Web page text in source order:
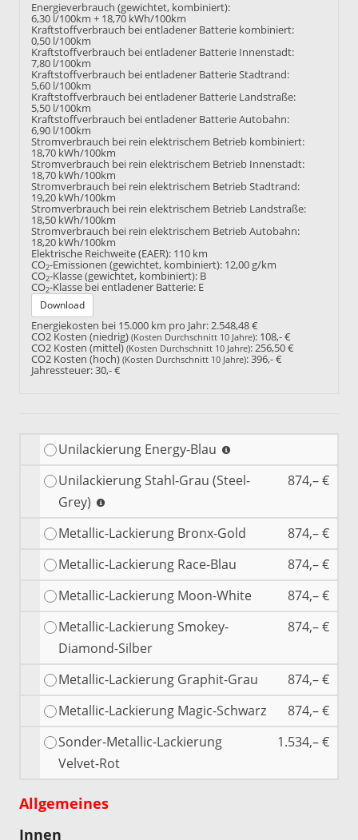
Energieverbrauch (gewichtet, kombiniert):
6,30 l/100km + 18,70 kWh/100km
Kraftstoffverbrauch bei entladener Batterie kombiniert:
0,50 l/100km
Kraftstoffverbrauch bei entladener Batterie Innenstadt:
7,80 l/100km
Kraftstoffverbrauch bei entladener Batterie Stadtrand:
5,60 l/100km
Kraftstoffverbrauch bei entladener Batterie Landstraße:
5,50 l/100km
Kraftstoffverbrauch bei entladener Batterie Autobahn:
6,90 l/100km
Stromverbrauch bei rein elektrischem Betrieb kombiniert:
18,70 kWh/100km
Stromverbrauch bei rein elektrischem Betrieb Innenstadt:
18,70 kWh/100km
Stromverbrauch bei rein elektrischem Betrieb Stadtrand:
19,20 kWh/100km
Stromverbrauch bei rein elektrischem Betrieb Landstraße:
18,50 kWh/100km
Stromverbrauch bei rein elektrischem Betrieb Autobahn:
18,20 kWh/100km
Elektrische Reichweite (EAER): 110 km
CO2-Emissionen (gewichtet, kombiniert): 12,00 g/km
CO2-Klasse (gewichtet, kombiniert): B
CO2-Klasse bei entladener Batterie: E
Download
Energiekosten bei 15.000 km pro Jahr:2.548,48 €
CO2 Kosten (niedrig) (Kosten Durchschnitt 10 Jahre): 108,- €
CO2 Kosten (mittel) (Kosten Durchschnitt 10 Jahre):256,50 €
CO2 Kosten (hoch) (Kosten Durchschnitt 10 Jahre):396,- €
Jahressteuer:30,- €
Unilackierung Energy-Blau
Unilackierung Stahl-Grau (Steel-
Grey)
874,– €
Metallic-Lackierung Bronx-Gold
874,– €
Metallic-Lackierung Race-Blau
874,– €
Metallic-Lackierung Moon-White
874,– €
Metallic-Lackierung Smokey-
Diamond-Silber
874,– €
Metallic-Lackierung Graphit-Grau
874,– €
Metallic-Lackierung Magic-Schwarz
874,– €
Sonder-Metallic-Lackierung
Velvet-Rot
1.534,– €
Allgemeines
Innen